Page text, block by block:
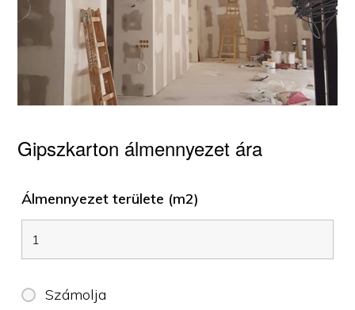
Gipszkarton álmennyezet ára
Álmennyezet területe (m2)
Számolja